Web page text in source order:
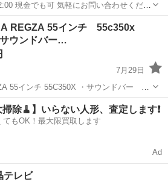
現金でも可 気軽にお問い合わせくださ
ございますが、保証はいたしかねま
REGZA 55インチ 55c350x
ウンドバー…
7月29日
55インチ 55C350X ・サウンドバー
ィオンで購入） 3点セットです。
を用意出来ます。 家まで引き取りに...
町駅 テレビ
掃除🧹】いらない人形、査定します❗️
てもOK！最大限買取します
Ad
テレビ